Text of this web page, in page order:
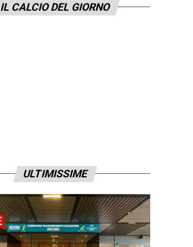
IL CALCIO DEL GIORNO
ULTIMISSIME